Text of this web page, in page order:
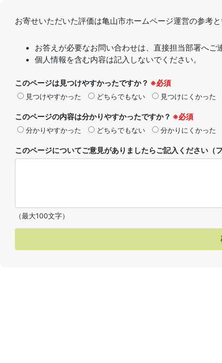
お寄せいただいた評価は亀山市ホームページ運営の参考
お答えが必要なお問い合わせは、直接担当部署へご
個人情報を含む内容は記入しないでください。
このページは見つけやすかったですか？ ※必須
見つけやすかった どちらでもない 見つけにくかった
このページの内容は分かりやすかったですか？ ※必須
分かりやすかった どちらでもない 分かりにくかった
このページについてご意見がありましたらご記入ください
（最大100文字）